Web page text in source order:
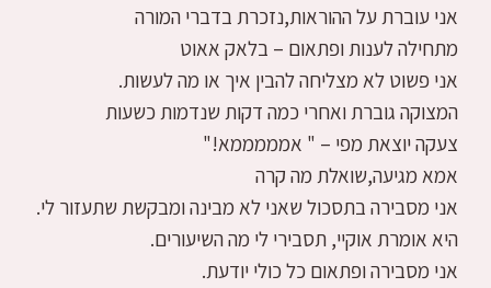
אני עוברת על ההוראות,נזכרת בדברי המורה
מתחילה לענות ופתאום – בלאק אאוט
אני פשוט לא מצליחה להבין איך או מה לעשות.
המצוקה גוברת ואחרי כמה דקות שנדמות כשעות
צעקה יוצאת מפי – " אמממממא!"
אמא מגיעה,שואלת מה קרה
אני מסבירה בתסכול שאני לא מבינה ומבקשת שתעזור לי.
היא אומרת אוקיי, תסבירי לי מה השיעורים.
אני מסבירה ופתאום כל כולי יודעת.